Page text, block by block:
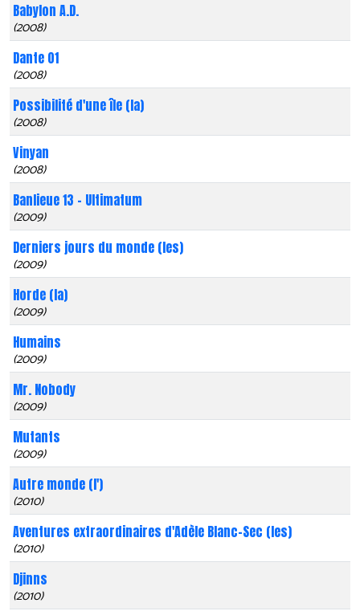
Babylon A.D.
(2008)
Dante 01
(2008)
Possibilité d'une île (la)
(2008)
Vinyan
(2008)
Banlieue 13 - Ultimatum
(2009)
Derniers jours du monde (les)
(2009)
Horde (la)
(2009)
Humains
(2009)
Mr. Nobody
(2009)
Mutants
(2009)
Autre monde (l')
(2010)
Aventures extraordinaires d'Adèle Blanc-Sec (les)
(2010)
Djinns
(2010)